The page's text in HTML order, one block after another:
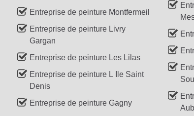
Entreprise de peinture Montfermeil
Entreprise de peinture Livry
Gargan
Entreprise de peinture Les Lilas
Entreprise de peinture L Ile Saint
Denis
Entreprise de peinture Gagny